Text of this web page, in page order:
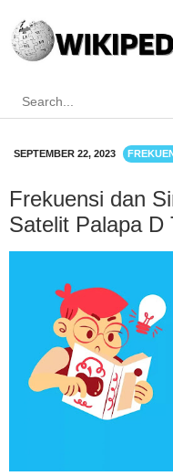
SEPTEMBER 22, 2023
Frekuensi dan
Satelit Palapa D